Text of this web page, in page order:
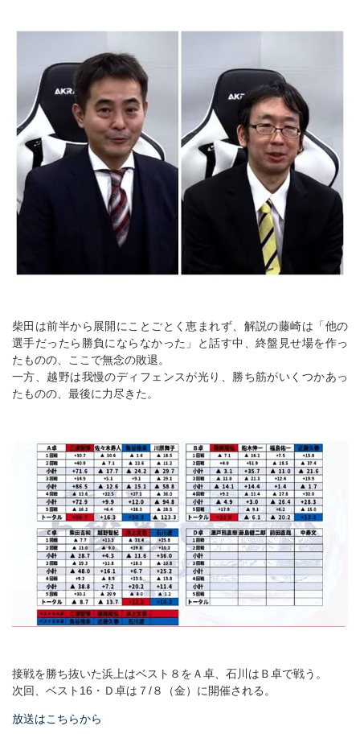
柴田は前半から展開にことごとく恵まれず、解説の藤崎は「他の
選手だったら勝負にならなかった」と話す中、終盤見せ場を作っ
たものの、ここで無念の敗退。
一方、越野は我慢のディフェンスが光り、勝ち筋がいくつかあっ
たものの、最後に力尽きた。
接戦を勝ち抜いた浜上はベスト８をＡ卓、石川はＢ卓で戦う。
次回、ベスト16・Ｄ卓は７/８（金）に開催される。
放送はこちらから